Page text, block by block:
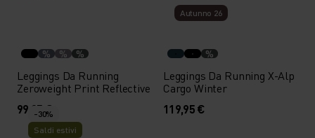
% % %
Leggings Da Running
Zeroweight Print Reflective
99,95 €
Autunno 26
%
Leggings Da Running X-Alp
Cargo Winter
119,95 €
-30%
Saldi estivi